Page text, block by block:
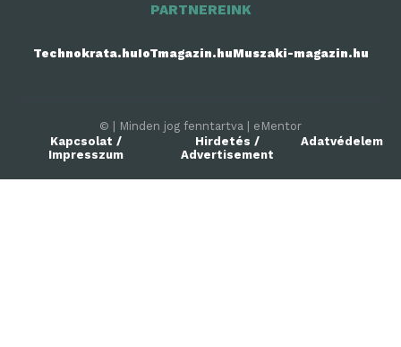
PARTNEREINK
Technokrata.huIoTmagazin.huMuszaki-magazin.hu
© | Minden jog fenntartva | eMentor
Kapcsolat /
Impresszum
Hirdetés /
Advertisement
Adatvédelem